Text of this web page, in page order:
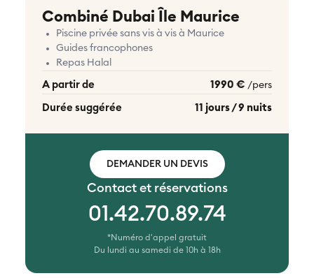
Combiné Dubai Île Maurice
Piscine privée sans vis à vis à Maurice
Guides francophones
Repas Halal
A partir de 1990 € /pers
Durée suggérée 11 jours / 9 nuits
DEMANDER UN DEVIS
Contact et réservations
01.42.70.89.74
*Numéro d'appel gratuit
Du lundi au samedi de 10h à 18h